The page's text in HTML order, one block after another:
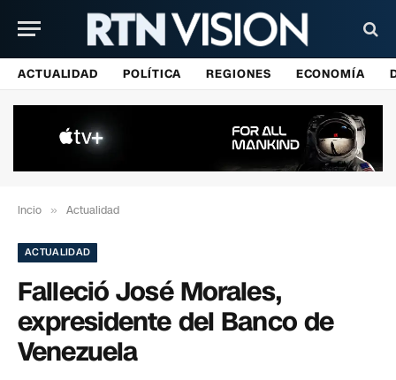
ACTUALIDAD POLÍTICA REGIONES ECONOMÍA
Incio » Actualidad
ACTUALIDAD
Falleció José Morales,
expresidente del Banco de
Venezuela